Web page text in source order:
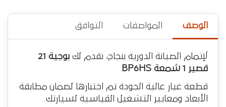
الوصف المواصفات التوافق
لإتمام الصيانة الدورية بنجاح، نقدم لك
بوجية 21
قصير 1 شمعة BP6HS
قطعة غيار عالية الجودة تم اختبارها لضمان مطابقة
الأبعاد ومعايير التشغيل القياسية لسيارتك.